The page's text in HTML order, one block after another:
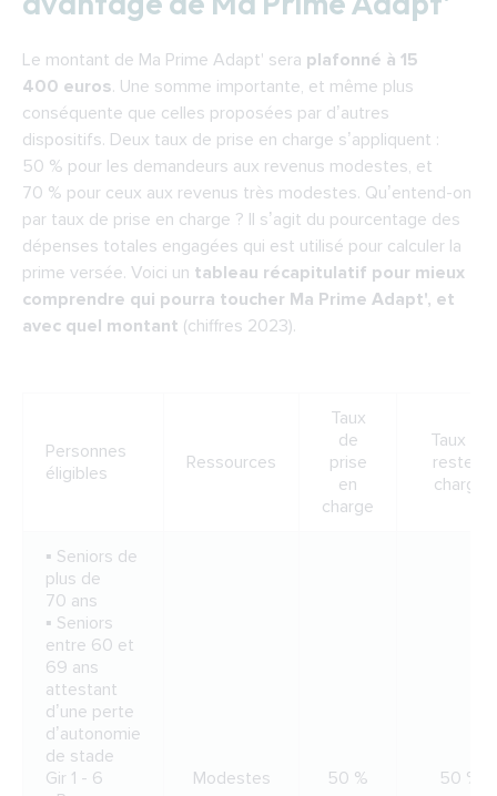
Le montant de Ma Prime Adapt' sera plafonné à 15
400 euros. Une somme importante, et même plus
conséquente que celles proposées par d’autres
dispositifs. Deux taux de prise en charge s’appliquent :
50 % pour les demandeurs aux revenus modestes, et
70 % pour ceux aux revenus très modestes. Qu’entend-on
par taux de prise en charge ? Il s’agit du pourcentage des
dépenses totales engagées qui est utilisé pour calculer la
prime versée. Voici un tableau récapitulatif pour mieux
comprendre qui pourra toucher Ma Prime Adapt', et
avec quel montant (chiffres 2023).
Personnes
éligibles
Ressources
Taux
de
prise
en
charge
Taux de
reste à
charge
▪ Seniors de
plus de
70 ans
▪ Seniors
entre 60 et
69 ans
attestant
d’une perte
d’autonomie
de stade
Gir 1 - 6
Modestes 50 % 50 %